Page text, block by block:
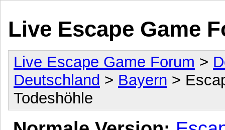
Live Escape Game
Live Escape Game Forum >
Deutschland > Bayern >
Todeshöhle